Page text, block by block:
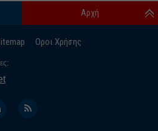
Οροι Χρήσης
Αρχή